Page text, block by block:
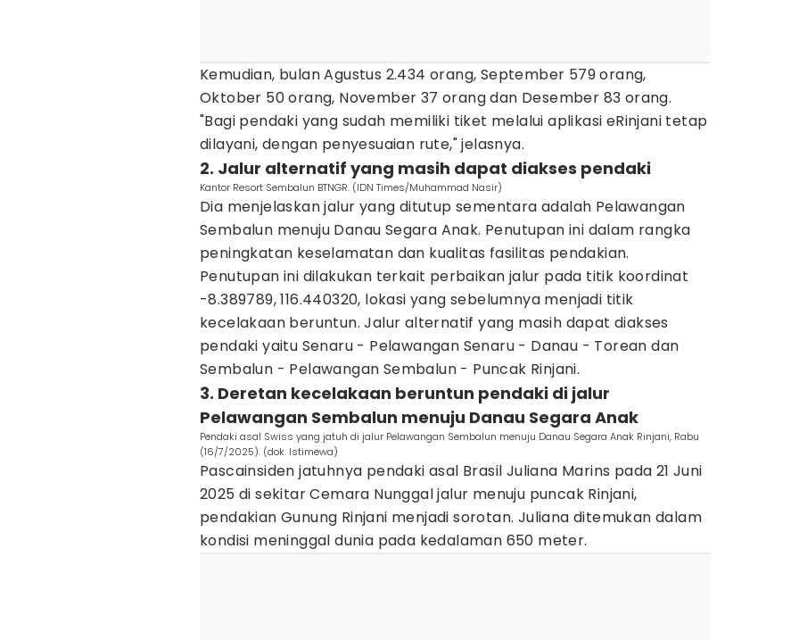
Kemudian, bulan Agustus 2.434 orang, September 579 orang,
Oktober 50 orang, November 37 orang dan Desember 83 orang.
"Bagi pendaki yang sudah memiliki tiket melalui aplikasi eRinjani tetap
dilayani, dengan penyesuaian rute," jelasnya.
2. Jalur alternatif yang masih dapat diakses pendaki
Kantor Resort Sembalun BTNGR. (IDN Times/Muhammad Nasir)
Dia menjelaskan jalur yang ditutup sementara adalah Pelawangan
Sembalun menuju Danau Segara Anak. Penutupan ini dalam rangka
peningkatan keselamatan dan kualitas fasilitas pendakian.
Penutupan ini dilakukan terkait perbaikan jalur pada titik koordinat
-8.389789, 116.440320, lokasi yang sebelumnya menjadi titik
kecelakaan beruntun. Jalur alternatif yang masih dapat diakses
pendaki yaitu Senaru - Pelawangan Senaru - Danau - Torean dan
Sembalun - Pelawangan Sembalun - Puncak Rinjani.
3. Deretan kecelakaan beruntun pendaki di jalur
Pelawangan Sembalun menuju Danau Segara Anak
Pendaki asal Swiss yang jatuh di jalur Pelawangan Sembalun menuju Danau Segara Anak Rinjani, Rabu
(16/7/2025). (dok. Istimewa)
Pascainsiden jatuhnya pendaki asal Brasil Juliana Marins pada 21 Juni
2025 di sekitar Cemara Nunggal jalur menuju puncak Rinjani,
pendakian Gunung Rinjani menjadi sorotan. Juliana ditemukan dalam
kondisi meninggal dunia pada kedalaman 650 meter.